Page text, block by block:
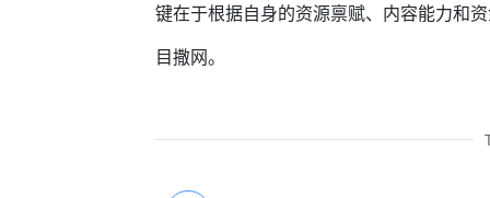
键在于根据自身的资源禀赋、内容能力和
目撒网。